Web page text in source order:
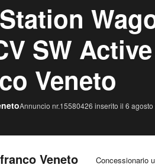
SW
Veneto
Annuncio nr.15580426 inserito il 6
Veneto Concessionario